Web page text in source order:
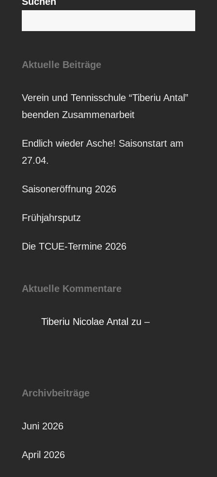
Aktuelle Beiträge
Verein und Tennisschule “Tiberiu Antal”
beenden Zusammenarbeit
Endlich wieder Asche! Saisonstart am
27.04.
Saisoneröffnung 2026
Frühjahrsputz
Die TCUE-Termine 2026
Aktuelle Kommentare
Tiberiu Nicolae Antal zu –
Archivbeiträge
Juni 2026
April 2026